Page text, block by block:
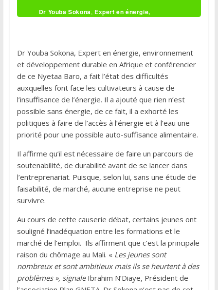
Dr Youba Sokona, Expert en énergie,
Dr Youba Sokona, Expert en énergie, environnement
et développement durable en Afrique et conférencier
de ce Nyetaa Baro, a fait l’état des difficultés
auxquelles font face les cultivateurs à cause de
l’insuffisance de l’énergie. Il a ajouté que rien n’est
possible sans énergie, de ce fait, il a exhorté les
politiques à faire de l’accès à l’énergie et à l’eau une
priorité pour une possible auto-suffisance alimentaire.
Il affirme qu’il est nécessaire de faire un parcours de
soutenabilité, de durabilité avant de se lancer dans
l’entreprenariat. Puisque, selon lui, sans une étude de
faisabilité, de marché, aucune entreprise ne peut
survivre.
Au cours de cette causerie débat, certains jeunes ont
souligné l’inadéquation entre les formations et le
marché de l’emploi. Ils affirment que c’est la principale
raison du chômage au Mali. « Les jeunes sont
nombreux et sont ambitieux mais ils se heurtent à des
problèmes », signaleIbrahim N’Diaye, Président de